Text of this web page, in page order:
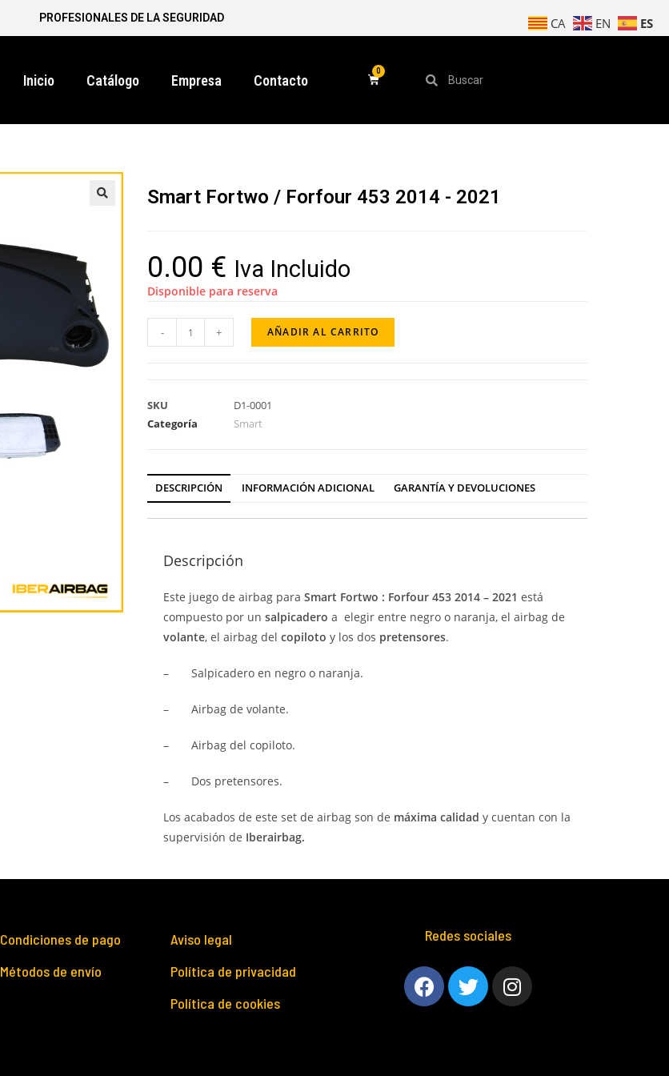
PROFESIONALES DE LA SEGURIDAD
Inicio Catálogo Empresa Contacto
Smart Fortwo / Forfour 453 2014 - 2021
0.00 € Iva Incluido
Disponible para reserva
- + AÑADIR AL CARRITO
SKU
D1-0001
Categoría
Smart
DESCRIPCIÓN INFORMACIÓN ADICIONAL GARANTÍA Y DEVOLUCIONES
Descripción
Este juego de airbag para Smart Fortwo : Forfour 453 2014 – 2021 está
compuesto por un salpicadero a elegir entre negro o naranja, el airbag de
volante, el airbag del copiloto y los dos pretensores.
– Salpicadero en negro o naranja.
– Airbag de volante.
– Airbag del copiloto.
– Dos pretensores.
Los acabados de este set de airbag son de máxima calidad y cuentan con la
supervisión de Iberairbag.
Condiciones de pago
Métodos de envío
Aviso legal
Política de privacidad
Política de cookies
Redes sociales
CA EN ES